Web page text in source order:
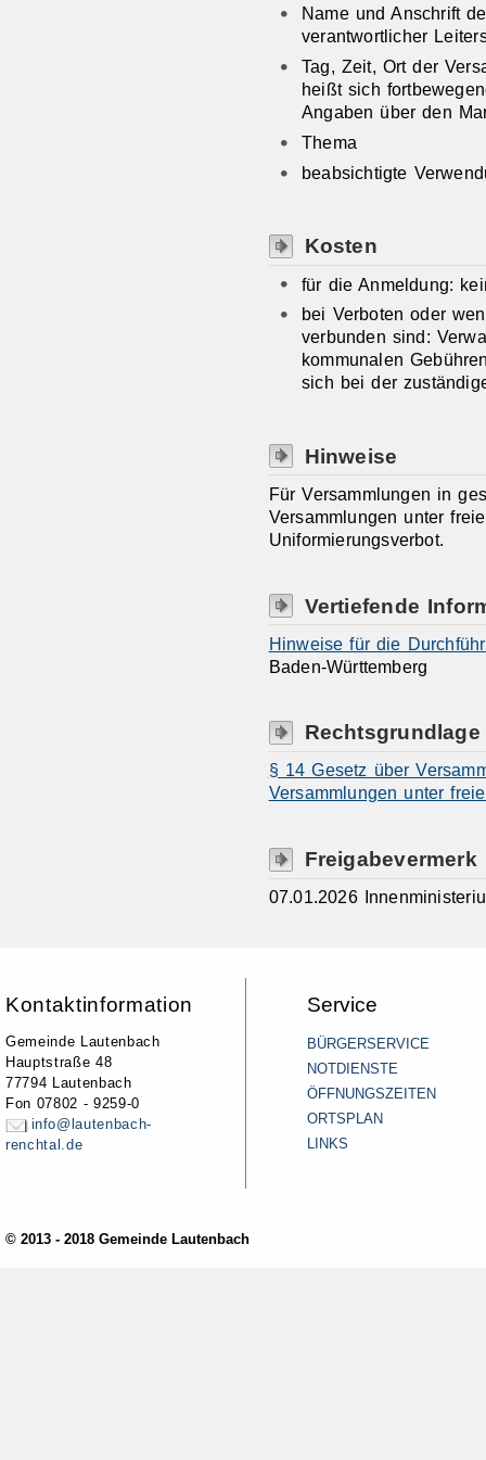
Name und Anschrift
verantwortlicher
Tag, Zeit, Ort der
heißt sich
Angaben über den
Thema
beabsichtigte
Kosten
für die Anmeldung:
bei Verboten oder
verbunden sind:
kommunalen
sich bei der
Hinweise
Für Versammlungen in
Versammlungen unter
Uniformierungsverbot.
Vertiefende
Hinweise für die
Baden-Württemberg
Rechtsgrundlage
§ 14 Gesetz über
Versammlungen unter
Freigabevermerk
07.01.2026
Kontaktinformation
Gemeinde Lautenbach
Hauptstraße 48
77794 Lautenbach
Fon 07802 - 9259-0
info@lautenbach-
renchtal.de
Service
BÜRGERSERVICE
NOTDIENSTE
ÖFFNUNGSZEITEN
ORTSPLAN
LINKS
© 2013 - 2018 Gemeinde Lautenbach